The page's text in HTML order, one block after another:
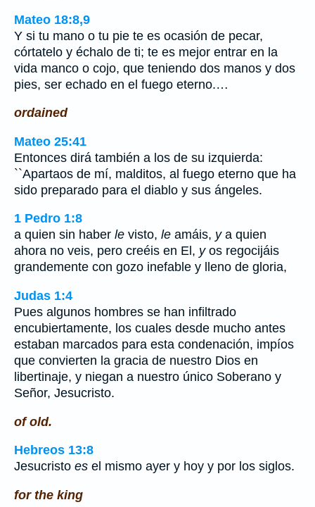
Mateo 18:8,9
Y si tu mano o tu pie te es ocasión de pecar,
córtatelo y échalo de ti; te es mejor entrar en la
vida manco o cojo, que teniendo dos manos y dos
pies, ser echado en el fuego eterno.…
ordained
Mateo 25:41
Entonces dirá también a los de su izquierda:
``Apartaos de mí, malditos, al fuego eterno que ha
sido preparado para el diablo y sus ángeles.
1 Pedro 1:8
a quien sin haber le visto, le amáis, ya quien
ahora no veis, pero creéis en El, yos regocijáis
grandemente con gozo inefable y lleno de gloria,
Judas 1:4
Pues algunos hombres se han infiltrado
encubiertamente, los cuales desde mucho antes
estaban marcados para esta condenación, impíos
que convierten la gracia de nuestro Dios en
libertinaje, y niegan a nuestro único Soberano y
Señor, Jesucristo.
of old.
Hebreos 13:8
Jesucristo es el mismo ayer y hoy y por los siglos.
for the king